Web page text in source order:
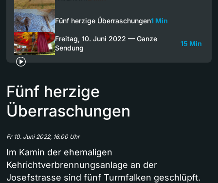
Fünf herzige Überraschungen1 Min
Freitag, 10. Juni 2022 — Ganze
Sendung
15 Min
Fünf herzige
Überraschungen
Fr 10. Juni 2022, 16.00 Uhr
Im Kamin der ehemaligen
Kehrichtverbrennungsanlage an der
Josefstrasse sind fünf Turmfalken geschlüpft.